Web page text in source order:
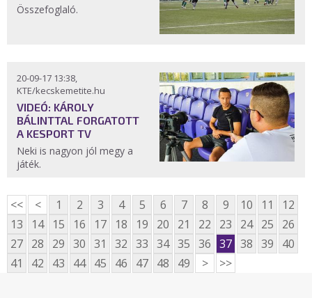
Összefoglaló.
20-09-17 13:38,
KTE/kecskemetite.hu
VIDEÓ: KÁROLY
BÁLINTTAL FORGATOTT
A KESPORT TV
Neki is nagyon jól megy a
játék.
<< < 1 2 3 4 5 6 7 8 9 10 11
12
13
14 15 16 17 18 19 20 21 22 23 24 25
26
27 28 29 30 31 32 33 34 35 36 37 38 39
40
41
42 43 44 45 46 47 48 49 > >>